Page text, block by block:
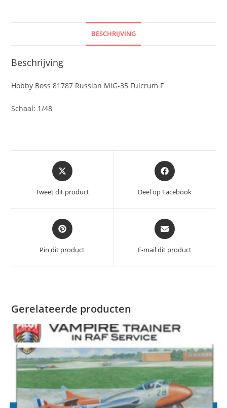
BESCHRIJVING
Beschrijving
Hobby Boss 81787 Russian MiG-35 Fulcrum F
Schaal: 1/48
Opent
in
nieuw
Tweet dit product
Opent
in
nieuw
Deel op Facebook
Opent
in
nieuw
Pin dit product
Opent
in
nieuw
E-mail dit product
Gerelateerde producten